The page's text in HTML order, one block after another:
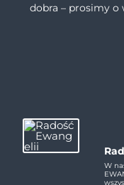
dobra – prosimy o
W